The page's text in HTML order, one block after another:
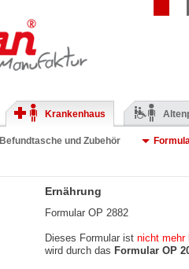
Krankenhaus
Befundtasche und Zubehör
Ernährung
Formular OP 2882
Dieses Formular ist nicht mehr
wird durch das Formular OP